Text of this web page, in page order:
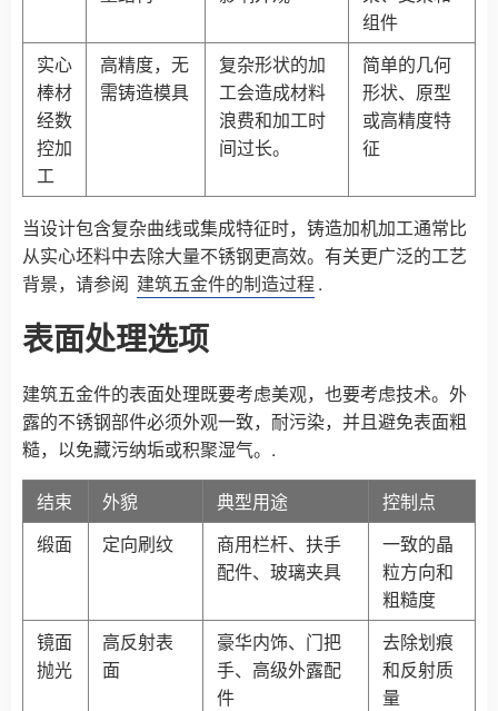
组件
实心
棒材
经数
控加
工
高精度，无
需铸造模具
复杂形状的加
工会造成材料
浪费和加工时
间过长。
简单的几何
形状、原型
或高精度特
征
当设计包含复杂曲线或集成特征时，铸造加机加工通常比
从实心坯料中去除大量不锈钢更高效。有关更广泛的工艺
背景，请参阅 建筑五金件的制造过程 .
表面处理选项
建筑五金件的表面处理既要考虑美观，也要考虑技术。外
露的不锈钢部件必须外观一致，耐污染，并且避免表面粗
糙，以免藏污纳垢或积聚湿气。.
结束 外貌 典型用途
控制点
缎面
定向刷纹
商用栏杆、扶手
配件、玻璃夹具
一致的晶
粒方向和
粗糙度
镜面
抛光
高反射表
面
豪华内饰、门把
手、高级外露配
件
去除划痕
和反射质
量